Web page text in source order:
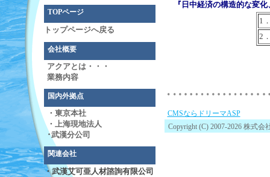
TOPページ
トップページへ戻る
会社概要
アクアとは・・・
業務内容
国内外拠点
・東京本社
・上海現地法人
･武漢分公司
関連会社
・武漢艾可亜人材諮詢有限公司
『日中経済の構造的な変
1
2
CMSならドリーマASP
Copyright (C) 2007-2026 株式